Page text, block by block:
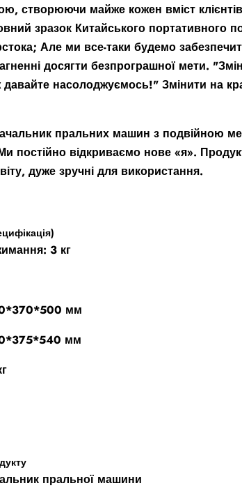
створюючи майже кожен вміст
зразок Китайського портативного
Але ми все-таки будемо
досягти безпрограшної мети.
давайте насолоджуємось!" Змінити на
пральних машин з подвійною
постійно відкриваємо нове «я».
дуже зручні для використання.
3 кг
мм
мм
пральної машини